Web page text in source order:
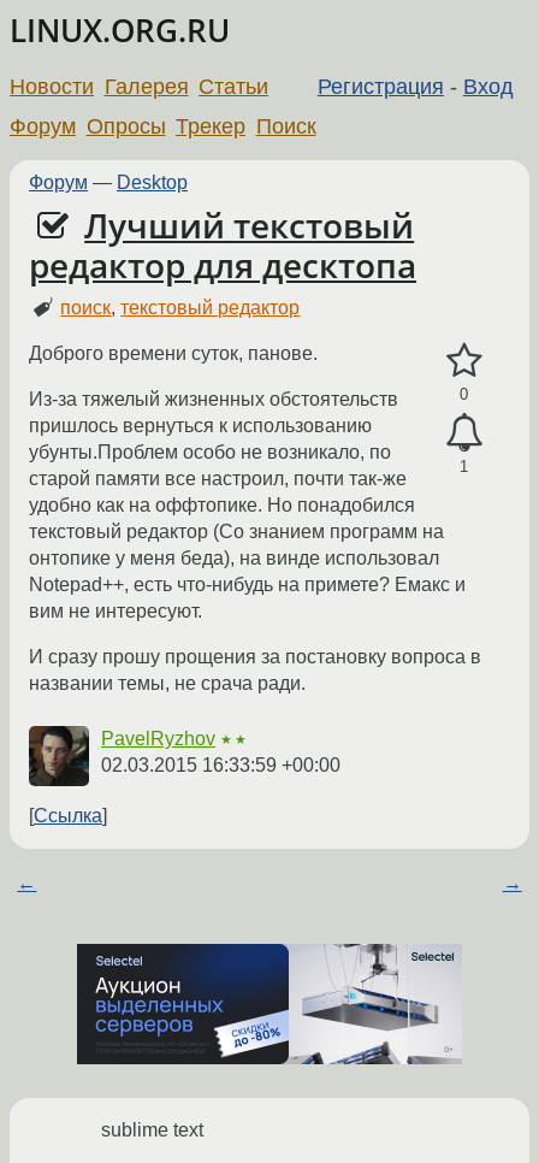
LINUX.ORG.RU
Регистрация - Вход
Новости Галерея Статьи
Форум Опросы Трекер Поиск
Форум — Desktop
Лучший текстовый
редактор для десктопа
поиск,текстовый редактор
0
1
Доброго времени суток, панове.
Из-за тяжелый жизненных обстоятельств
пришлось вернуться к использованию
убунты.Проблем особо не возникало, по
старой памяти все настроил, почти так-же
удобно как на оффтопике. Но понадобился
текстовый редактор (Со знанием программ на
онтопике у меня беда), на винде использовал
Notepad++, есть что-нибудь на примете? Емакс и
вим не интересуют.
И сразу прошу прощения за постановку вопроса в
названии темы, не срача ради.
PavelRyzhov ★★
02.03.2015 16:33:59 +00:00
Ссылка
← →
sublime text